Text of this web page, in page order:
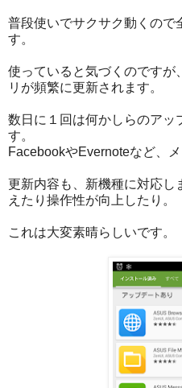
普段使いでサクサク動くので
す。
使っていると気づくのです
リが頻繁に更新されます。
数日に１回は何かしらのアッ
す。
FacebookやEvernoteなど、
更新内容も、新機種に対応し
えたり操作性が向上したり。
これは大変素晴らしいです。